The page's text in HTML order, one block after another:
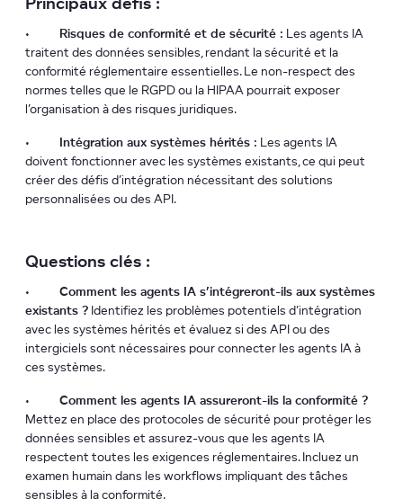
Principaux défis :
• Risques de conformité et de sécurité : Les agents IA
traitent des données sensibles, rendant la sécurité et la
conformité réglementaire essentielles. Le non-respect des
normes telles que le RGPD ou la HIPAA pourrait exposer
l’organisation à des risques juridiques.
• Intégration aux systèmes hérités : Les agents IA
doivent fonctionner avec les systèmes existants, ce qui peut
créer des défis d’intégration nécessitant des solutions
personnalisées ou des API.
Questions clés :
• Comment les agents IA s’intégreront-ils aux systèmes
existants ? Identifiez les problèmes potentiels d’intégration
avec les systèmes hérités et évaluez si des API ou des
intergiciels sont nécessaires pour connecter les agents IA à
ces systèmes.
• Comment les agents IA assureront-ils la conformité ?
Mettez en place des protocoles de sécurité pour protéger les
données sensibles et assurez-vous que les agents IA
respectent toutes les exigences réglementaires. Incluez un
examen humain dans les workflows impliquant des tâches
sensibles à la conformité.